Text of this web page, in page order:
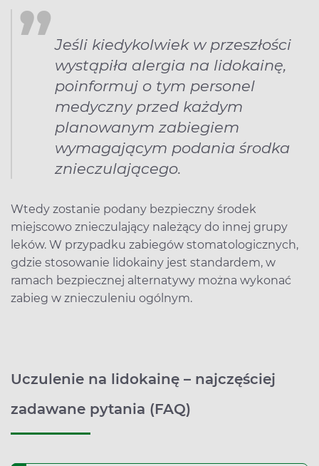
Jeśli kiedykolwiek w przeszłości
wystąpiła alergia na lidokainę,
poinformuj o tym personel
medyczny przed każdym
planowanym zabiegiem
wymagającym podania środka
znieczulającego.
Wtedy zostanie podany bezpieczny środek
miejscowo znieczulający należący do innej grupy
leków. W przypadku zabiegów stomatologicznych,
gdzie stosowanie lidokainy jest standardem, w
ramach bezpiecznej alternatywy można wykonać
zabieg w znieczuleniu ogólnym.
Uczulenie na lidokainę – najczęściej
zadawane pytania (FAQ)